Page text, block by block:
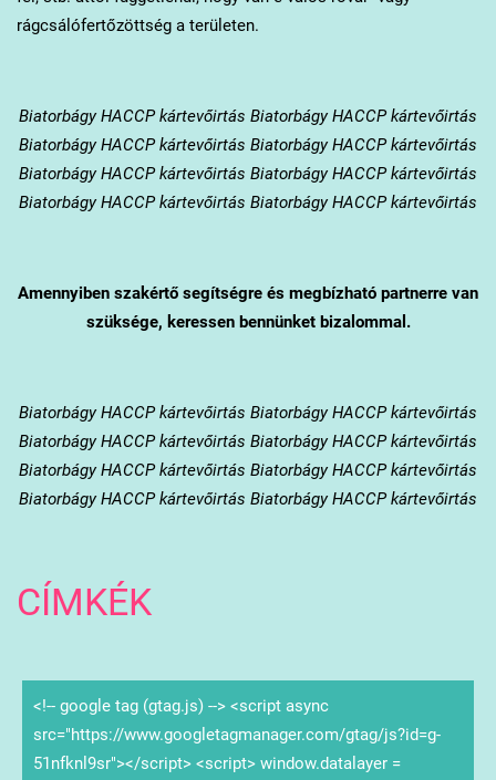
rágcsálófertőzöttség a területen.
BiatorbágyHACCP kártevőirtás Biatorbágy HACCP kártevőirtás
Biatorbágy HACCP kártevőirtás Biatorbágy HACCP kártevőirtás
Biatorbágy HACCP kártevőirtás Biatorbágy HACCP kártevőirtás
Biatorbágy HACCP kártevőirtás Biatorbágy HACCP kártevőirtás
Amennyiben szakértő segítségre és megbízható partnerre van
szüksége, keressen bennünket bizalommal.
BiatorbágyHACCP kártevőirtás Biatorbágy HACCP kártevőirtás
Biatorbágy HACCP kártevőirtás Biatorbágy HACCP kártevőirtás
Biatorbágy HACCP kártevőirtás Biatorbágy HACCP kártevőirtás
Biatorbágy HACCP kártevőirtás Biatorbágy HACCP kártevőirtás
CÍMKÉK
<!-- google tag (gtag.js) --> <script async
src="https://www.googletagmanager.com/gtag/js?id=g-
51nfknl9sr"></script> <script> window.datalayer =